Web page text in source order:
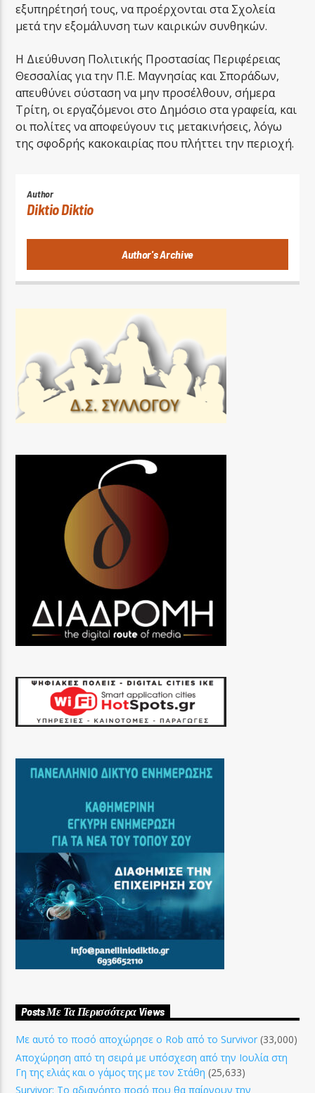
εξυπηρέτησή τους, να προέρχονται στα Σχολεία
μετά την εξομάλυνση των καιρικών συνθηκών.
H Διεύθυνση Πολιτικής Προστασίας Περιφέρειας
Θεσσαλίας για την Π.Ε. Μαγνησίας και Σποράδων,
απευθύνει σύσταση να μην προσέλθουν, σήμερα
Τρίτη, οι εργαζόμενοι στο Δημόσιο στα γραφεία, και
οι πολίτες να αποφεύγουν τις μετακινήσεις, λόγω
της σφοδρής κακοκαιρίας που πλήττει την περιοχή.
Author
Diktio Diktio
Author's Archive
Posts Με Τα Περισσότερα Views
Με αυτό το ποσό αποχώρησε ο Rob από το Survivor (33,000)
Αποχώρηση από τη σειρά με υπόσχεση από την Ιουλία στη
Γη της ελιάς και ο γάμος της με τον Στάθη (25,633)
Survivor: Το αδιανόητο ποσό που θα παίρνουν την